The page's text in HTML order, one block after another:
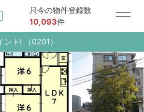
只今の物件登録数
10,093件
トⅠ （0201）